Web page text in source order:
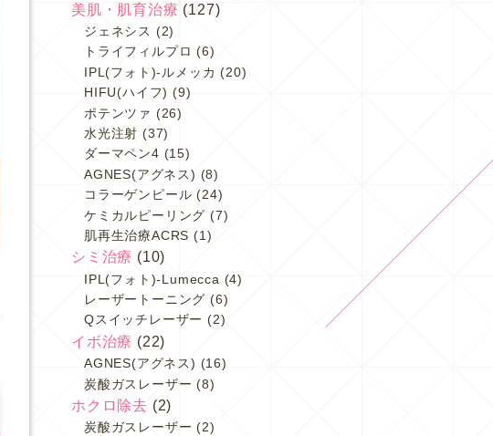
美肌・肌育治療 (127)
ジェネシス (2)
トライフィルプロ (6)
IPL(フォト)-ルメッカ (20)
HIFU(ハイフ) (9)
ポテンツァ (26)
水光注射 (37)
ダーマペン4 (15)
AGNES(アグネス) (8)
コラーゲンピール (24)
ケミカルピーリング (7)
肌再生治療ACRS (1)
シミ治療 (10)
IPL(フォト)-Lumecca (4)
レーザートーニング (6)
Qスイッチレーザー (2)
イボ治療 (22)
AGNES(アグネス) (16)
炭酸ガスレーザー (8)
ホクロ除去 (2)
炭酸ガスレーザー (2)